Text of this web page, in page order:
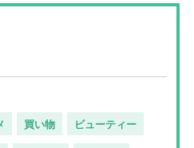
買い物 ビューティー